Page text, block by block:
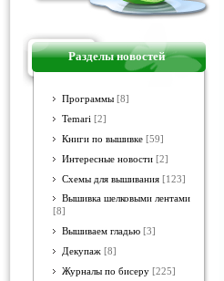
Разделы новостей
Программы [8]
Temari [2]
Книги по вышивке [59]
Интересные новости [2]
Схемы для вышивания [123]
Вышивка шелковыми лентами
[8]
Вышиваем гладью [3]
Декупаж [8]
Журналы по бисеру [225]